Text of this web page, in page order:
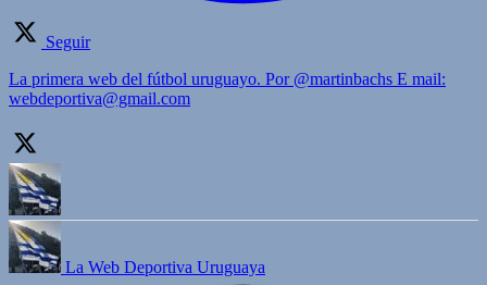
Seguir
La primera web del fútbol uruguayo. Por @martinbachs E mail:
webdeportiva@gmail.com
La Web Deportiva Uruguaya